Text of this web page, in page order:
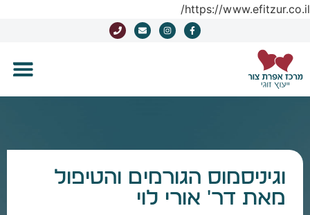
https://www.efitzur.co.il/
וגיניסמוס הגורמים והטיפול
מאת דר' אורי לוי